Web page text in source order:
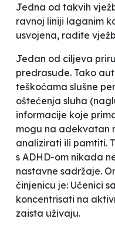
Jedna od takvih
ravnoj liniji laganim
usvojena, radite
Jedan od ciljeva
predrasude. Tako
teškoćama slušne
oštećenja sluha
informacije koje
mogu na adekvatan
analizirati ili pamtiti.
s ADHD-om nikada
nastavne sadržaje.
činjenicu je: Učenici
koncentrisati na
zaista uživaju.